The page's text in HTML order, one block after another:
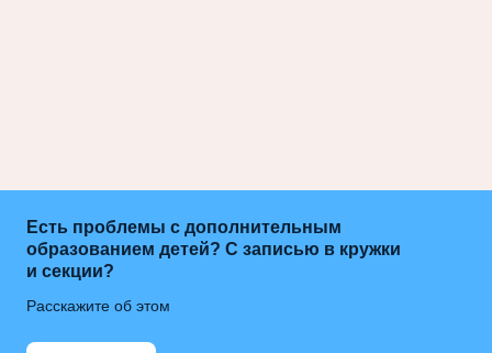
Есть проблемы с дополнительным
образованием детей? С записью в кружки
и секции?
Расскажите об этом